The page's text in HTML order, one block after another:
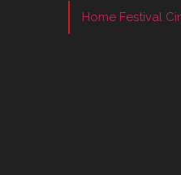
Home Festival